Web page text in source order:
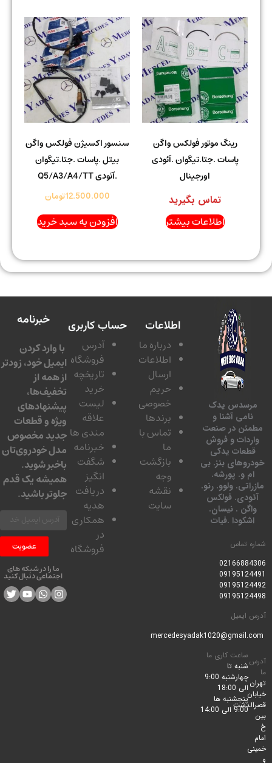
رینگ موتور فولکس واگن
پاسات .جتا.تیگوان .آئودی
اورجینال
تماس بگیرید
اطلاعات بیشتر
سنسور اکسیژن فولکس واگن
بیتل .پاسات .جتا.تیگوان
.آئودی Q5/A3/A4/TT
12.500.000تومان
افزودن به سبد خرید
یدک
آشنا و
در صنعت
و فروش
یدکی
بنز. بی
و. پورشه.
ولوو. رنو.
فولکس
. نیسان.
.فیات
تماس
ساعت کاری ما
شنبه تا
چهارشنبه 9:00
الی 18:00
پنجشنبه ها
9:00 الی 14:00
اطلاعات
درباره ما
اطلاعات
ارسال
حریم
خصوصی
برندها
تماس با
بازگشت
نقشه
سایت
حساب کاربری
آدرس
فروشگاه
تاریخچه
لیست
مندی ها
خبرنامه
شگفت
دریافت
همکاری
فروشگاه
خبرنامه
با وارد کردن
ایمیل خود، زودتر
از همه از
تخفیف‌ها،
پیشنهادهای
ویژه و قطعات
جدید مخصوص
مدل خودروی‌تان
باخبر شوید.
همیشه یک قدم
جلوتر باشید.
عضویت
ما را در شبکه های
اجتماعی دنبال کنید